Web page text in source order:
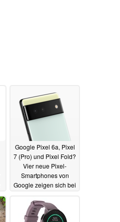
Google Pixel 6a, Pixel
7 (Pro) und Pixel Fold?
Vier neue Pixel-
Smartphones von
Google zeigen sich bei